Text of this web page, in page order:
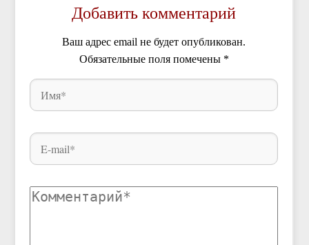
Добавить комментарий
Ваш адрес email не будет опубликован.
Обязательные поля помечены *